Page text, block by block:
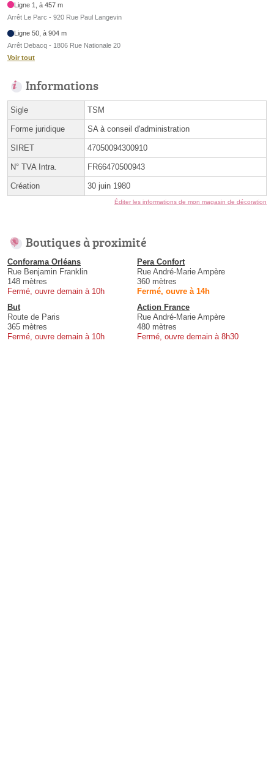
Ligne 1, à 457 m
Arrêt Le Parc - 920 Rue Paul Langevin
Ligne 50, à 904 m
Arrêt Debacq - 1806 Rue Nationale 20
Voir tout
Informations
Sigle TSM
Forme juridique SA à conseil d'administration
SIRET 47050094300910
N° TVA Intra. FR66470500943
Création 30 juin 1980
Éditer les informations de mon magasin de décoration
Boutiques à proximité
Conforama Orléans
Rue Benjamin Franklin
148 mètres
Fermé, ouvre demain à 10h
Pera Confort
Rue André-Marie Ampère
360 mètres
Fermé, ouvre à 14h
But
Route de Paris
365 mètres
Fermé, ouvre demain à 10h
Action France
Rue André-Marie Ampère
480 mètres
Fermé, ouvre demain à 8h30